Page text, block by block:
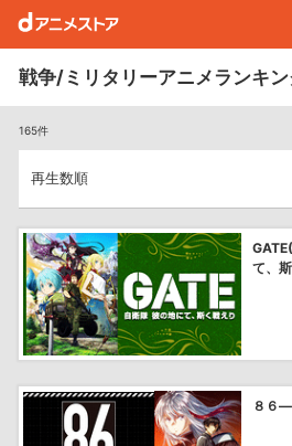
戦争/ミリタリーアニメランキ
165件
て、
８６